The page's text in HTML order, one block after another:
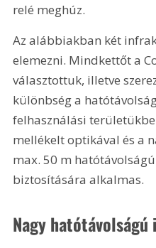
relé meghúz.
Az alábbiakban két
elemezni. Mindkettőt a
választottuk, illetve
különbség a
felhasználási
mellékelt optikával és a
max. 50 m
biztosítására alkalmas.
Nagy